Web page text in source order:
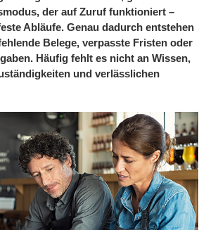
der auf Zuruf funktioniert –
Abläufe. Genau dadurch entstehen
Belege, verpasste Fristen oder
Häufig fehlt es nicht an Wissen,
und verlässlichen